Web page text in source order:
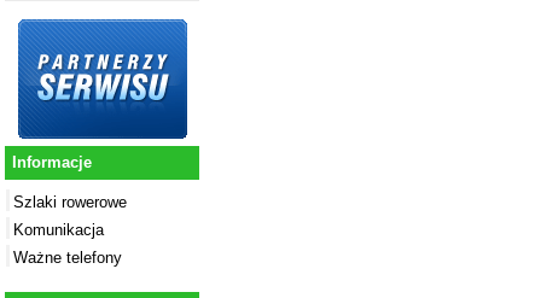
Informacje
Szlaki rowerowe
Komunikacja
Ważne telefony